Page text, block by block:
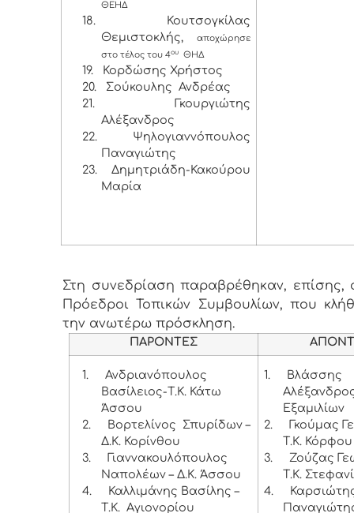
ΘΕΗΔ
18.
Κουτσογκίλας
Θεμιστοκλής, αποχώρησε
στο τέλος του 4ου ΘΗΔ
19.
Κορδώσης Χρήστος
20.
Σούκουλης Ανδρέας
21.
Γκουργιώτης
Αλέξανδρος
22.
Ψηλογιαννόπουλος
Παναγιώτης
23.
Δημητριάδη-Κακούρου
Μαρία
Στη συνεδρίαση παραβρέθηκαν, επίσης,
Πρόεδροι Τοπικών Συμβουλίων, που
την ανωτέρω πρόσκληση.
ΠΑΡΟΝΤΕΣ
1.
Ανδριανόπουλος
Βασίλειος-Τ.Κ. Κάτω
Άσσου
2.
Βορτελίνος Σπυρίδων –
Δ.Κ. Κορίνθου
3.
Γιαννακουλόπουλος
Ναπολέων – Δ.Κ. Άσσου
4.
Καλλιμάνης Βασίλης –
Τ.Κ. Αγιονορίου
1.
Βλάσσης
Εξαμιλίων
2.
Γκούμας
Τ.Κ.
3.
Ζούζας
Τ.Κ.
4.